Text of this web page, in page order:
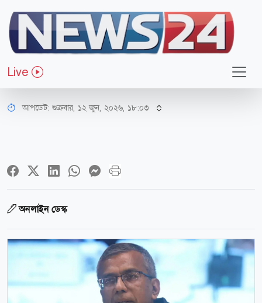
Live
অর্থ-বাণিজ্য
ইসলামী ব্যাংকের আমানতকারীদের
আতঙ্কিত না হওয়ার আহ্বান গভর্নরের
আপডেট: শুক্রবার, ১২ জুন, ২০২৬, ১৮:০৩
অনলাইন ডেস্ক